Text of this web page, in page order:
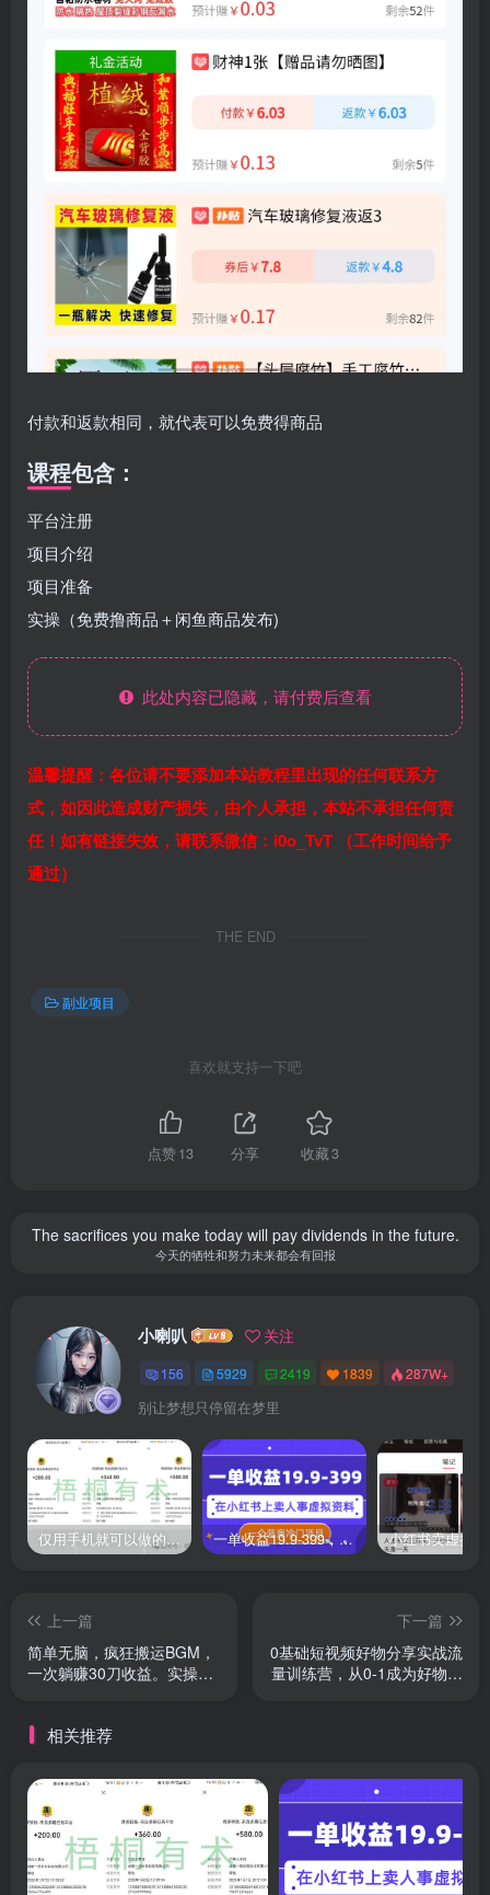
付款和返款相同，就代表可以免费得商品
课程包含：
平台注册
项目介绍
项目准备
实操（免费撸商品＋闲鱼商品发布)
此处内容已隐藏，请付费后查看
温馨提醒：各位请不要添加本站教程里出现的任何联系方
式，如因此造成财产损失，由个人承担，本站不承担任何责
任！如有链接失效，请联系微信：i0o_TvT （工作时间给予
通过）
THE END
副业项目
喜欢就支持一下吧
点赞13 分享 收藏3
The sacrifices you make today will pay dividends in the future.
今天的牺牲和努力未来都会有回报
小喇叭 关注
156 5929 2419 1839 287W+
别让梦想只停留在梦里
仅用手机就可以做的小项目，当天就能见钱，每天100-300 一单收益19.9-399，一个蓝海冷门项目，在小红书上卖人事虚拟资料
上一篇
简单无脑，疯狂搬运BGM，
一次躺赚30刀收益。实操教
下一篇
0基础短视频好物分享实战流
量训练营，从0-1成为好物分
相关推荐